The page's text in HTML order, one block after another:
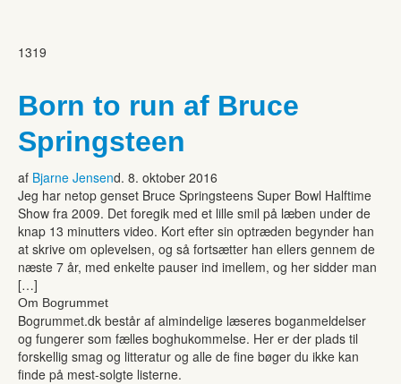
1319
Born to run af Bruce
Springsteen
af Bjarne Jensend. 8. oktober 2016
Jeg har netop genset Bruce Springsteens Super Bowl Halftime
Show fra 2009. Det foregik med et lille smil på læben under de
knap 13 minutters video. Kort efter sin optræden begynder han
at skrive om oplevelsen, og så fortsætter han ellers gennem de
næste 7 år, med enkelte pauser ind imellem, og her sidder man
[…]
Om Bogrummet
Bogrummet.dk består af almindelige læseres boganmeldelser
og fungerer som fælles boghukommelse. Her er der plads til
forskellig smag og litteratur og alle de fine bøger du ikke kan
finde på mest-solgte listerne.